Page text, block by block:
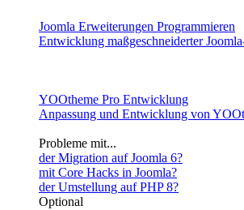
Joomla Erweiterungen Programmieren
Entwicklung maßgeschneiderter
YOOtheme Pro Entwicklung
Anpassung und Entwicklung von
Probleme mit...
der Migration auf Joomla 6?
mit Core Hacks in Joomla?
der Umstellung auf PHP 8?
Optional